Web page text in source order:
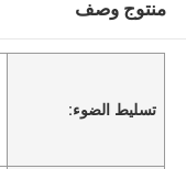
منتوج وصف
تسليط الضوء: